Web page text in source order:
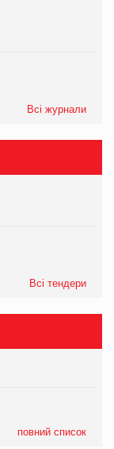
Всі журнали
Всі тендери
повний список